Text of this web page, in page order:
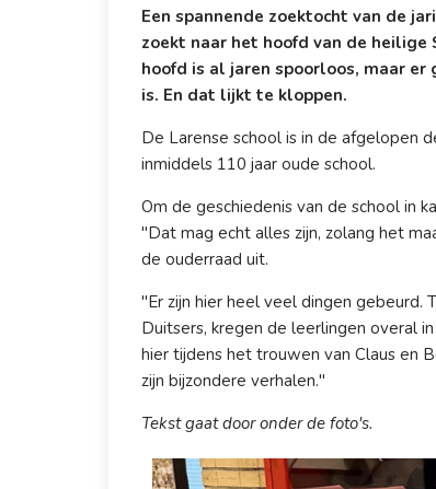
Een spannende zoektocht van de
zoekt naar het hoofd van de
hoofd is al jaren spoorloos, maar
is. En dat lijkt te kloppen.
De Larense school is in de afgelopen
inmiddels 110 jaar oude school.
Om de geschiedenis van de school in
"Dat mag echt alles zijn, zolang het
de ouderraad uit.
"Er zijn hier heel veel dingen
Duitsers, kregen de leerlingen overal
hier tijdens het trouwen van Claus en
zijn bijzondere verhalen."
Tekst gaat door onder de foto's.